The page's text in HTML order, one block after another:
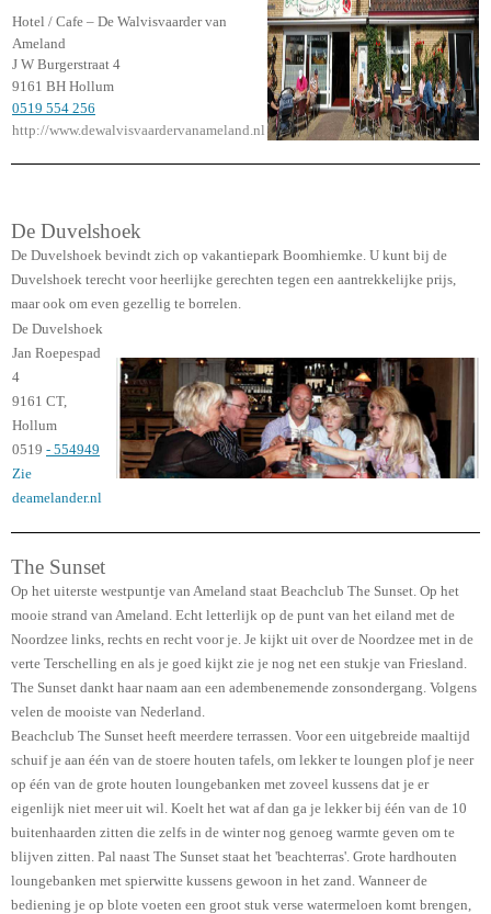
Hotel / Cafe – De Walvisvaarder van
Ameland
J W Burgerstraat 4
9161 BH Hollum
0519 554 256
http://www.dewalvisvaardervanameland.nl
De Duvelshoek
De Duvelshoek bevindt zich op vakantiepark Boomhiemke. U kunt bij de
Duvelshoek terecht voor heerlijke gerechten tegen een aantrekkelijke prijs,
maar ook om even gezellig te borrelen.
De Duvelshoek
Jan Roepespad
4
9161 CT,
Hollum
0519 - 554949
Zie
deamelander.nl
The Sunset
Op het uiterste westpuntje van Ameland staat Beachclub The Sunset. Op het
mooie strand van Ameland. Echt letterlijk op de punt van het eiland met de
Noordzee links, rechts en recht voor je. Je kijkt uit over de Noordzee met in de
verte Terschelling en als je goed kijkt zie je nog net een stukje van Friesland.
The Sunset dankt haar naam aan een adembenemende zonsondergang. Volgens
velen de mooiste van Nederland.
Beachclub The Sunset heeft meerdere terrassen. Voor een uitgebreide maaltijd
schuif je aan één van de stoere houten tafels, om lekker te loungen plof je neer
op één van de grote houten loungebanken met zoveel kussens dat je er
eigenlijk niet meer uit wil. Koelt het wat af dan ga je lekker bij één van de 10
buitenhaarden zitten die zelfs in de winter nog genoeg warmte geven om te
blijven zitten. Pal naast The Sunset staat het 'beachterras'. Grote hardhouten
loungebanken met spierwitte kussens gewoon in het zand. Wanneer de
bediening je op blote voeten een groot stuk verse watermeloen komt brengen,